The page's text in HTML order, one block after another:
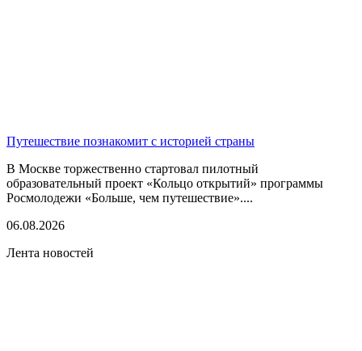
Путешествие познакомит с историей страны
В Москве торжественно стартовал пилотный
образовательный проект «Кольцо открытий» программы
Росмолодежи «Больше, чем путешествие»....
06.08.2026
Лента новостей